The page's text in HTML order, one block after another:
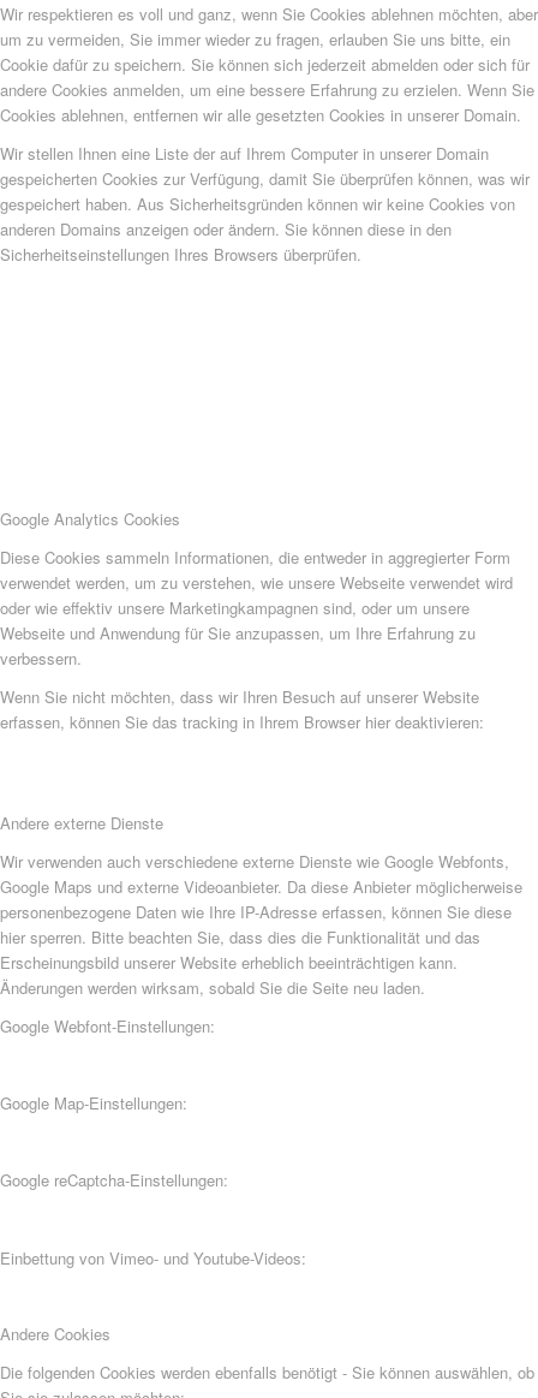
Wir respektieren es voll und ganz, wenn Sie Cookies ablehnen möchten, aber
um zu vermeiden, Sie immer wieder zu fragen, erlauben Sie uns bitte, ein
Cookie dafür zu speichern. Sie können sich jederzeit abmelden oder sich für
andere Cookies anmelden, um eine bessere Erfahrung zu erzielen. Wenn Sie
Cookies ablehnen, entfernen wir alle gesetzten Cookies in unserer Domain.
Wir stellen Ihnen eine Liste der auf Ihrem Computer in unserer Domain
gespeicherten Cookies zur Verfügung, damit Sie überprüfen können, was wir
gespeichert haben. Aus Sicherheitsgründen können wir keine Cookies von
anderen Domains anzeigen oder ändern. Sie können diese in den
Sicherheitseinstellungen Ihres Browsers überprüfen.
Google Analytics Cookies
Diese Cookies sammeln Informationen, die entweder in aggregierter Form
verwendet werden, um zu verstehen, wie unsere Webseite verwendet wird
oder wie effektiv unsere Marketingkampagnen sind, oder um unsere
Webseite und Anwendung für Sie anzupassen, um Ihre Erfahrung zu
verbessern.
Wenn Sie nicht möchten, dass wir Ihren Besuch auf unserer Website
erfassen, können Sie das tracking in Ihrem Browser hier deaktivieren:
Andere externe Dienste
Wir verwenden auch verschiedene externe Dienste wie Google Webfonts,
Google Maps und externe Videoanbieter. Da diese Anbieter möglicherweise
personenbezogene Daten wie Ihre IP-Adresse erfassen, können Sie diese
hier sperren. Bitte beachten Sie, dass dies die Funktionalität und das
Erscheinungsbild unserer Website erheblich beeinträchtigen kann.
Änderungen werden wirksam, sobald Sie die Seite neu laden.
Google Webfont-Einstellungen:
Google Map-Einstellungen:
Google reCaptcha-Einstellungen:
Einbettung von Vimeo- und Youtube-Videos:
Andere Cookies
Die folgenden Cookies werden ebenfalls benötigt - Sie können auswählen, ob